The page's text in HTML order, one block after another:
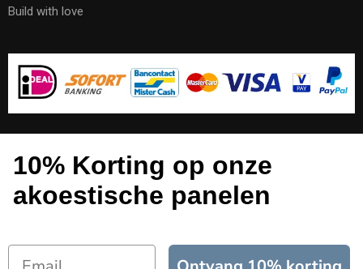
Build with love
10% Korting op onze
akoestische panelen